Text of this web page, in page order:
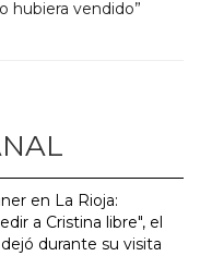
hubiera vendido”
en La Rioja:
a Cristina libre", el
durante su visita